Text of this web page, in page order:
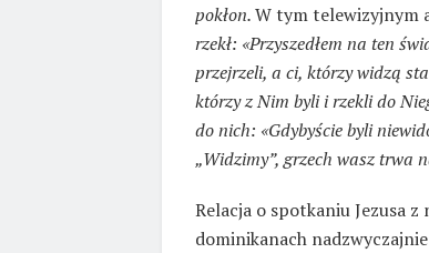
pokłon.W tym telewizyjnym
rzekł: «Przyszedłem na ten
przejrzeli, a ci, którzy widzą
którzy z Nim byli i rzekli do
do nich: «Gdybyście byli
„Widzimy”, grzech wasz trwa
Relacja o spotkaniu Jezusa
dominikanach